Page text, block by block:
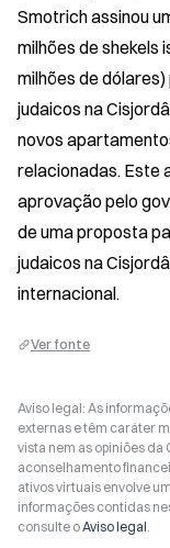
Smotrich assinou
milhões de shekels
milhões de
judaicos na
novos
relacionadas. Este
aprovação pelo
de uma proposta
judaicos na
internacional.
Ver fonte
Aviso legal: As
externas e têm caráter
vista nem as opiniões
aconselhamento
ativos virtuais envolve
informações contidas
consulte oAviso legal.